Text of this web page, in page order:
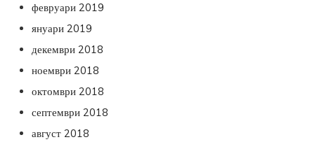
февруари 2019
януари 2019
декември 2018
ноември 2018
октомври 2018
септември 2018
август 2018